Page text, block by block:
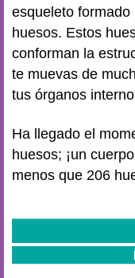
esqueleto formado
huesos. Estos
conforman la
te muevas de
tus órganos
Ha llegado el
huesos; ¡un
menos que 206